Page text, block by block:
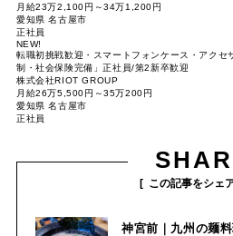
月給23万2,100円～34万1,200円
愛知県 名古屋市
正社員
NEW!
転職初挑戦歓迎・スマートフォンケース・アクセ
制・社会保険完備」正社員/第2新卒歓迎
株式会社RIOT GROUP
月給26万5,500円～35万200円
愛知県 名古屋市
正社員
この記事をシェ
神宮前｜九州の麺